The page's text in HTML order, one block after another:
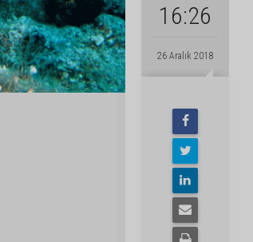
16:26
26 Aralık 2018